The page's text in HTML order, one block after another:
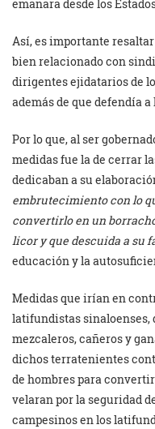
emanara desde los
Así, es importante
bien relacionado con
dirigentes ejidatarios de
además de que defendía
Por lo que, al ser
medidas fue la de cerrar
dedicaban a su
embrutecimiento con lo
convertirlo en un
licor y que descuida a su
educación y la
Medidas que irían en
latifundistas sinaloenses,
mezcaleros, cañeros y
dichos terratenientes
de hombres para
velaran por la seguridad
campesinos en los